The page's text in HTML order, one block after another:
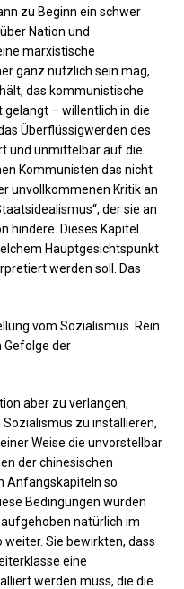
zu Beginn ein schwer
Nation und
marxistische
ganz nützlich sein mag,
das kommunistische
gelangt – willentlich in die
Überflüssigwerden des
und unmittelbar auf die
Kommunisten das nicht
unvollkommenen Kritik an
der sie an
hindere. Dieses Kapitel
Hauptgesichtspunkt
werden soll. Das
vom Sozialismus. Rein
Gefolge der
aber zu verlangen,
zu installieren,
Weise die unvorstellbar
der chinesischen
Anfangskapiteln so
Bedingungen wurden
natürlich im
Sie bewirkten, dass
eine
werden muss, die die